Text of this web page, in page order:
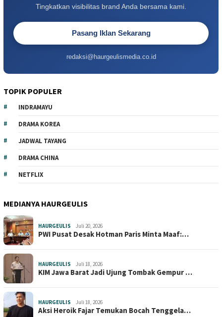
Tingkatkan visibilitas brand Anda bersama kami.
Pasang Iklan Sekarang
redaksi@haurgeulismedia.co.id
TOPIK POPULER
INDRAMAYU
DRAMA KOREA
JADWAL TAYANG
DRAMA CHINA
NETFLIX
MEDIANYA HAURGEULIS
HAURGEULIS Juli 20, 2026
PWI Pusat Desak Hotman Paris Minta Maaf:…
HAURGEULIS Juli 18, 2026
KIM Jawa Barat Jadi Ujung Tombak Gempur …
HAURGEULIS Juli 18, 2026
Aksi Heroik Fajar Temukan Bocah Tenggela…